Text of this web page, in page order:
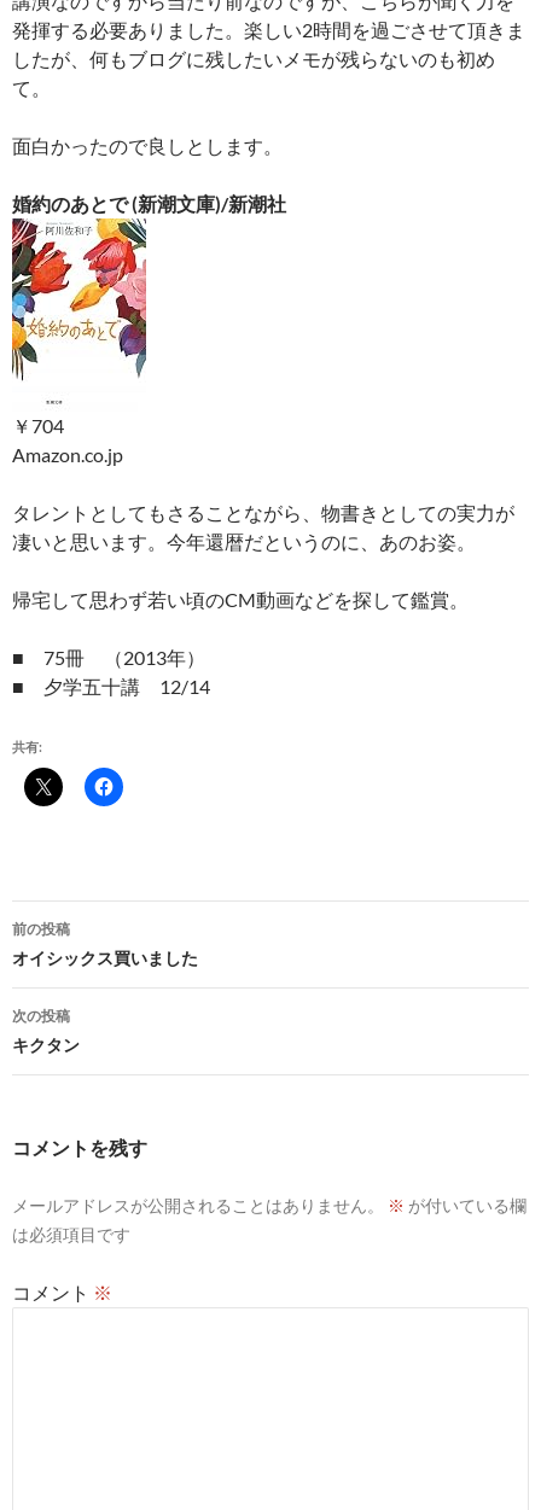
発揮する必要ありました。楽しい2時間を過ごさせて頂きま
したが、何もブログに残したいメモが残らないのも初め
て。
面白かったので良しとします。
婚約のあとで (新潮文庫)/新潮社
￥704
Amazon.co.jp
タレントとしてもさることながら、物書きとしての実力が
凄いと思います。今年還暦だというのに、あのお姿。
帰宅して思わず若い頃のCM動画などを探して鑑賞。
■ 75冊 （2013年）
■ 夕学五十講 12/14
共有:
投
稿
ナ
ビ
ゲ
ョ
前の投稿
オイシックス買いました
次の投稿
キクタン
コメントを残す
メールアドレスが公開されることはありません。 ※ が付いている欄
は必須項目です
コメント ※